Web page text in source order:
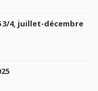
3/4, juillet-décembre